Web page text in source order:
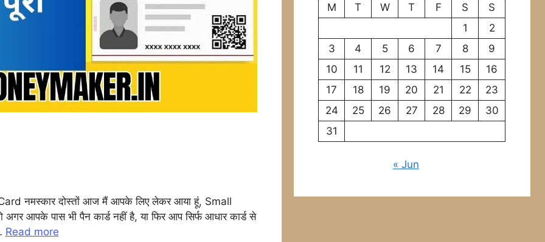
नमस्कार दोस्तों आज मैं आपके लिए लेकर आया हूं, Small
पास भी पैन कार्ड नहीं है, या फिर आप सिर्फ आधार कार्ड से
Read more
M
T W T F S
S
1
2
3
4 5 6 7 8
9
10
11 12 13 14 15
16
17
18 19 20 21 22
23
24
25 26 27 28 29
30
31
« Jun